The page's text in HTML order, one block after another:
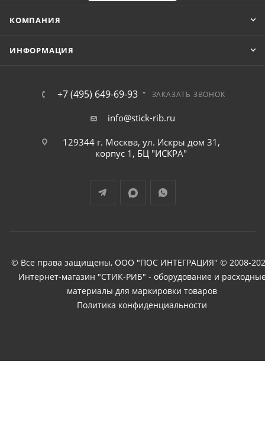
КОМПАНИЯ
ИНФОРМАЦИЯ
+7 (495) 649-69-93 ЗАКАЗАТЬ ЗВОНОК
info@stick-rib.ru
129344 г. Москва, ул. Искры дом 31,
корпус 1, БЦ "ИСКРА"
© Все права защищены, ООО "ПОС ИНТЕГРАЦИЯ" © 2008-
Интернет-магазин "СТИК-РИБ" - оборудование и
материалы для маркировки товаров
Политика конфиденциальности